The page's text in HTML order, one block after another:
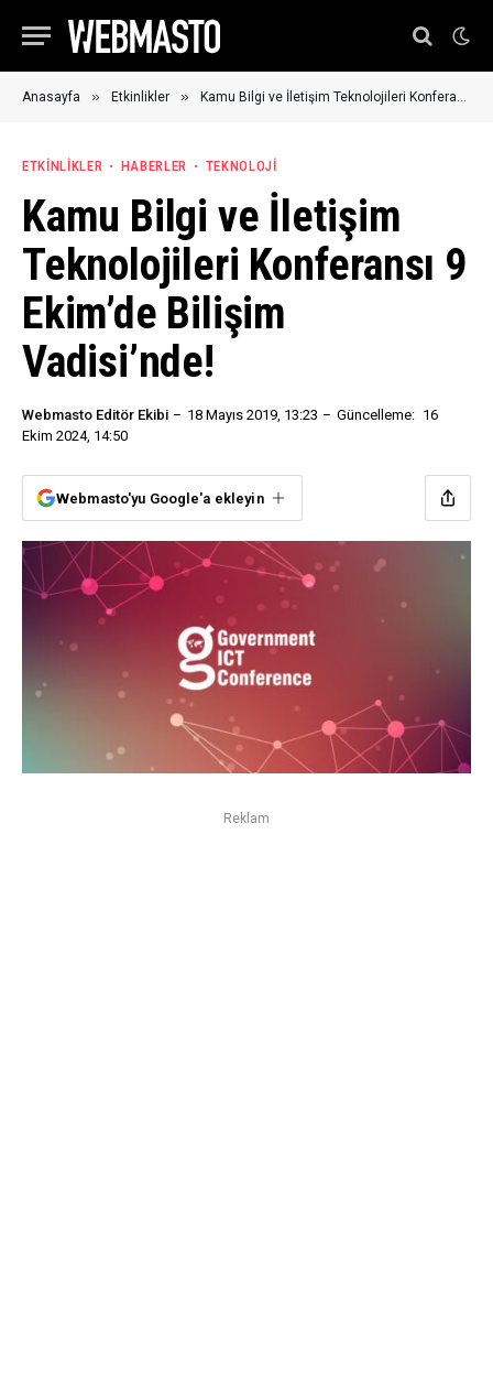
Anasayfa » Etkinlikler » Kamu Bilgi ve İletişim Teknolojileri Konferansı 9 Ekim’de Bilişim Vadisi’nde!
ETKINLIKLER HABERLER TEKNOLOJI
Kamu Bilgi ve İletişim
Teknolojileri Konferansı 9
Ekim’de Bilişim
Vadisi’nde!
Webmasto Editör Ekibi 18 Mayıs 2019, 13:23 Güncelleme: 16
Ekim 2024, 14:50
Webmasto'yu Google'a ekleyin
Reklam